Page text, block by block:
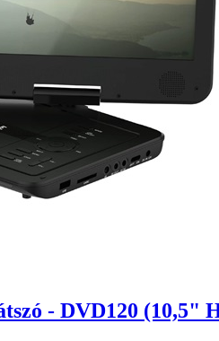
- DVD120 (10,5"